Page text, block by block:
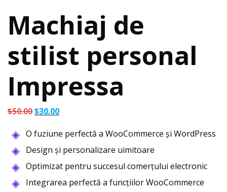
Machiaj de
stilist personal
Impressa
$50.00Prețul
a
fost:
$30.00Prețul
este:
$30.00.
O fuziune perfectă a WooCommerce și WordPress
Design și personalizare uimitoare
Optimizat pentru succesul comerțului electronic
Integrarea perfectă a funcțiilor WooCommerce